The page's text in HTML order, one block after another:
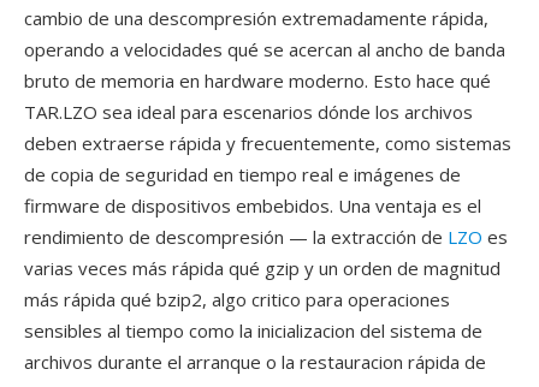
cambio de una descompresión extremadamente rápida,
operando a velocidades qué se acercan al ancho de banda
bruto de memoria en hardware moderno. Esto hace qué
TAR.LZO sea ideal para escenarios dónde los archivos
deben extraerse rápida y frecuentemente, como sistemas
de copia de seguridad en tiempo real e imágenes de
firmware de dispositivos embebidos. Una ventaja es el
rendimiento de descompresión — la extracción de LZO es
varias veces más rápida qué gzip y un orden de magnitud
más rápida qué bzip2, algo critico para operaciones
sensibles al tiempo como la inicializacion del sistema de
archivos durante el arranque o la restauracion rápida de